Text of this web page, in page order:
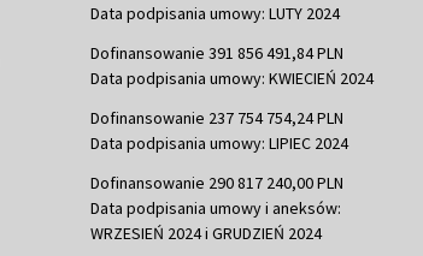
Data podpisania umowy: LUTY 2024
Dofinansowanie 391 856 491,84 PLN
Data podpisania umowy: KWIECIEŃ 2024
Dofinansowanie 237 754 754,24 PLN
Data podpisania umowy: LIPIEC 2024
Dofinansowanie 290 817 240,00 PLN
Data podpisania umowy i aneksów:
WRZESIEŃ 2024 i GRUDZIEŃ 2024